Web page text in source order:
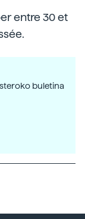
entre 30 et
buletina